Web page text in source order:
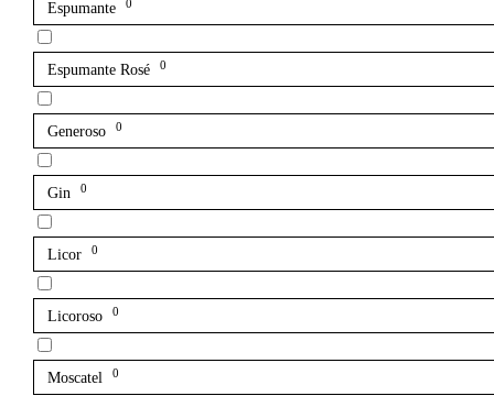
Espumante 0
Espumante Rosé 0
Generoso 0
Gin 0
Licor 0
Licoroso 0
Moscatel 0